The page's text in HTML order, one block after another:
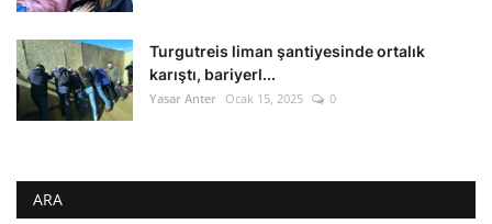
Turgutreis liman şantiyesinde ortalık
karıştı, bariyerl...
Yasar Anter Ocak 15, 2025 0
ARA